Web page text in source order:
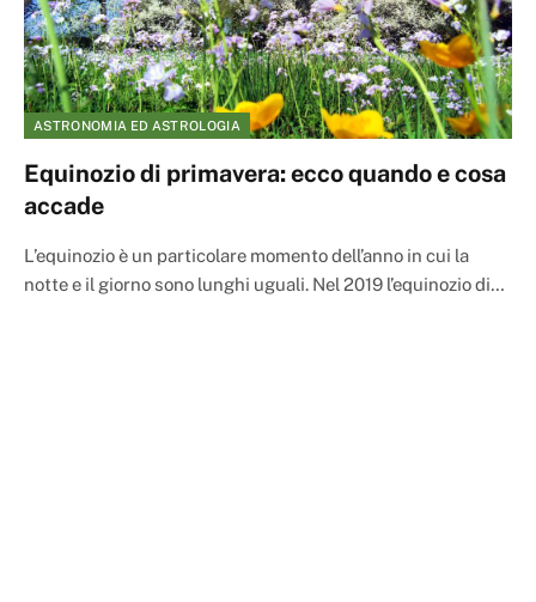
ASTRONOMIA ED ASTROLOGIA
Equinozio di primavera: ecco quando e cosa
accade
L’equinozio è un particolare momento dell’anno in cui la
notte e il giorno sono lunghi uguali. Nel 2019 l’equinozio di…